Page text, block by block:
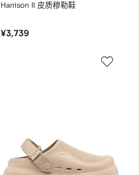
Harrison II 皮质穆勒鞋
¥3,739